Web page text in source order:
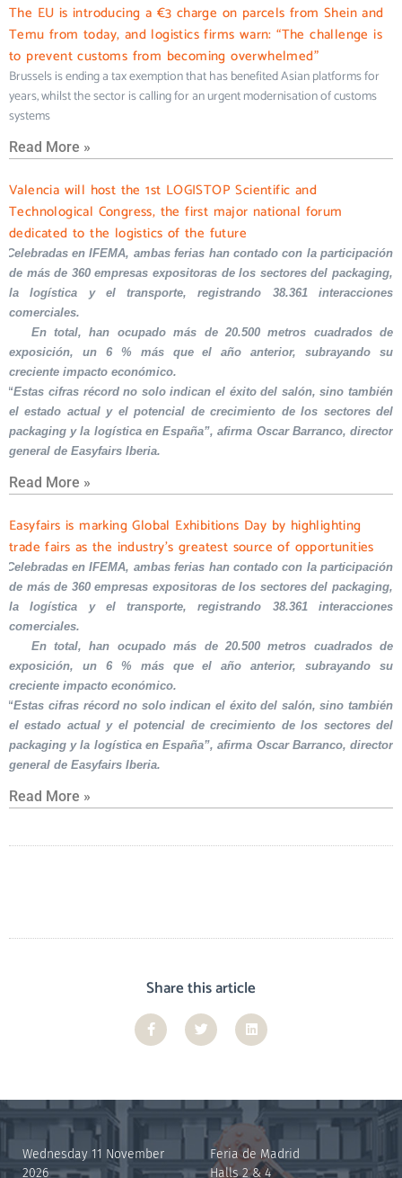
The EU is introducing a €3 charge on parcels from Shein and
Temu from today, and logistics firms warn: “The challenge is
to prevent customs from becoming overwhelmed”
Brussels is ending a tax exemption that has benefited Asian platforms for
years, whilst the sector is calling for an urgent modernisation of customs
systems
Read More »
Valencia will host the 1st LOGISTOP Scientific and
Technological Congress, the first major national forum
dedicated to the logistics of the future
Celebradas en IFEMA, ambas ferias han contado con la participación
de más de 360 empresas expositoras de los sectores del packaging,
la logística y el transporte, registrando 38.361 interacciones
comerciales.
En total, han ocupado más de 20.500 metros cuadrados de
exposición, un 6 % más que el año anterior, subrayando su
creciente impacto económico.
“Estas cifras récord no solo indican el éxito del salón, sino también
el estado actual y el potencial de crecimiento de los sectores del
packaging y la logística en España”, afirma Oscar Barranco, director
general de Easyfairs Iberia.
Read More »
Easyfairs is marking Global Exhibitions Day by highlighting
trade fairs as the industry’s greatest source of opportunities
Celebradas en IFEMA, ambas ferias han contado con la participación
de más de 360 empresas expositoras de los sectores del packaging,
la logística y el transporte, registrando 38.361 interacciones
comerciales.
En total, han ocupado más de 20.500 metros cuadrados de
exposición, un 6 % más que el año anterior, subrayando su
creciente impacto económico.
“Estas cifras récord no solo indican el éxito del salón, sino también
el estado actual y el potencial de crecimiento de los sectores del
packaging y la logística en España”, afirma Oscar Barranco, director
general de Easyfairs Iberia.
Read More »
Share this article
Wednesday 11 November
2026
Feria de Madrid
Halls 2 & 4